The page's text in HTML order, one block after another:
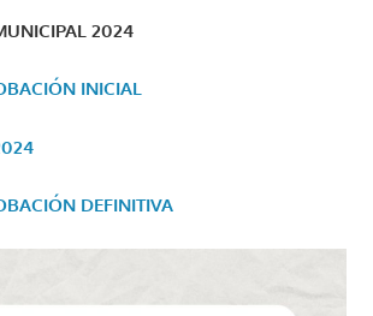
2024
INICIAL
DEFINITIVA